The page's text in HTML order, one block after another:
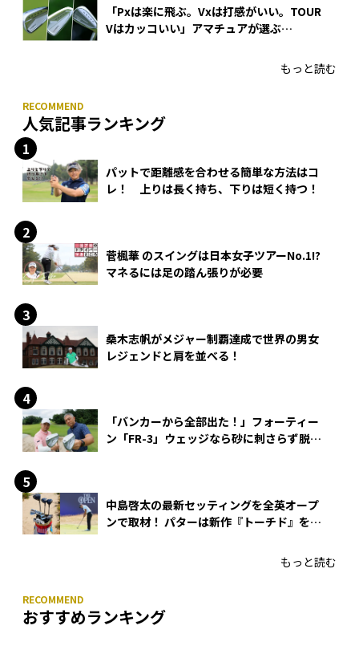
「Pxは楽に飛ぶ。Vxは打感がいい。TOUR
Vはカッコいい」アマチュアが選ぶ
もっと読む
人気記事ランキング
パットで距離感を合わせる簡単な方法はコ
レ！ 上りは長く持ち、下りは短く持つ！
菅楓華 のスイングは日本女子ツアーNo.1!?
マネるには足の踏ん張りが必要
桑木志帆がメジャー制覇達成で世界の男女
レジェンドと肩を並べる！
「バンカーから全部出た！」フォーティー
ン「FR-3」ウェッジなら砂に刺さらず脱出
中島啓太の最新セッティングを全英オープ
ンで取材！ パターは新作『トーチド』を投
もっと読む
おすすめランキング